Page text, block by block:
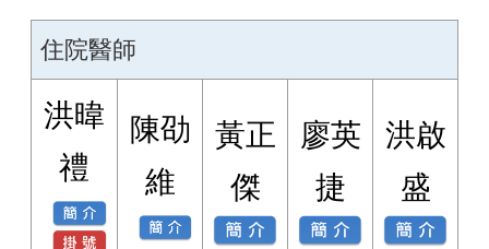
住院醫師
洪暐
禮
陳劭
維
黃正
傑
廖英
捷
洪啟
盛